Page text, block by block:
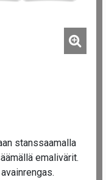
stanssaamalla
emalivärit.